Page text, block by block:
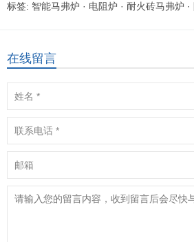
标签: 智能马弗炉 · 电阻炉 · 耐火砖马弗炉 ·
在线留言